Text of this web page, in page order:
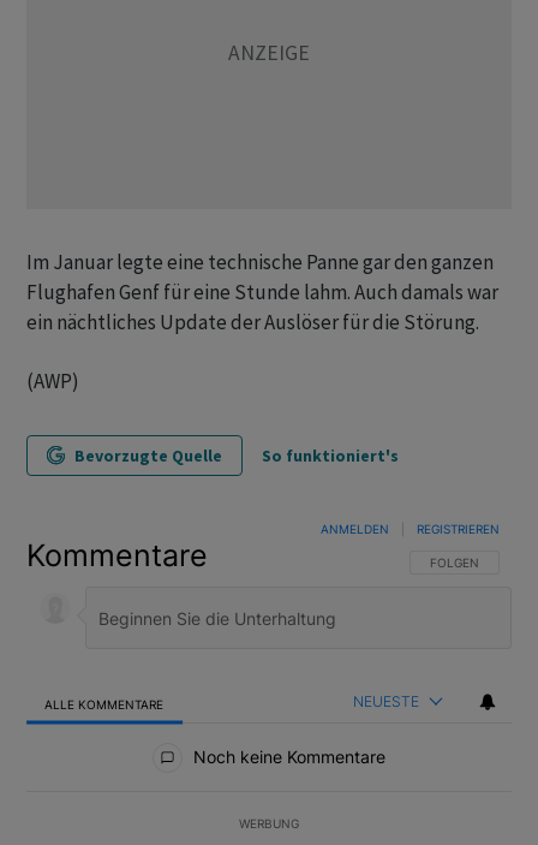
Im Januar legte eine technische Panne gar den ganzen
Flughafen Genf für eine Stunde lahm. Auch damals war
ein nächtliches Update der Auslöser für die Störung.
(AWP)
Bevorzugte Quelle So funktioniert's
Kommentare FOLGE DIESER
FOLGEN
ANMELDEN REGISTRIEREN
ALLE KOMMENTARE NEUESTE
Noch keine Kommentare
WERBUNG